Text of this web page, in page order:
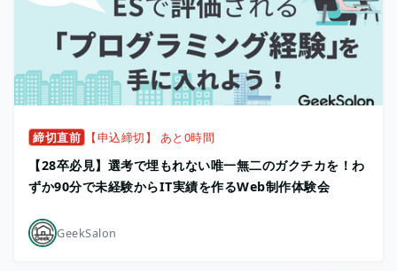
締切直前 【申込締切】 あと0時間
【28卒必見】選考で埋もれない唯一無二のガクチカを！わ
ずか90分で未経験からIT実績を作るWeb制作体験会
GeekSalon